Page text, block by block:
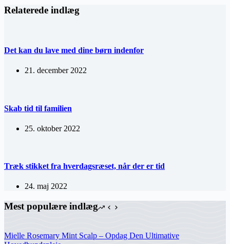
Relaterede indlæg
Det kan du lave med dine børn indenfor
21. december 2022
Skab tid til familien
25. oktober 2022
Træk stikket fra hverdagsræset, når der er tid
24. maj 2022
Mest populære indlæg
Mielle Rosemary Mint Scalp – Opdag Den Ultimative